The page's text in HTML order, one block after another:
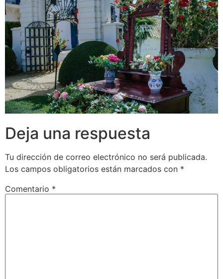
Deja una respuesta
Tu dirección de correo electrónico no será publicada.
Los campos obligatorios están marcados con *
Comentario *